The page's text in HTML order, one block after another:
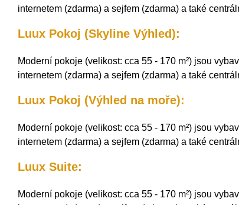
internetem (zdarma) a sejfem (zdarma) a také
Luux Pokoj (Skyline Výhled):
Moderní pokoje (velikost: cca 55 - 170 m²) jsou
internetem (zdarma) a sejfem (zdarma) a také
Luux Pokoj (Výhled na moře):
Moderní pokoje (velikost: cca 55 - 170 m²) jsou
internetem (zdarma) a sejfem (zdarma) a také
Luux Suite:
Moderní pokoje (velikost: cca 55 - 170 m²) jsou